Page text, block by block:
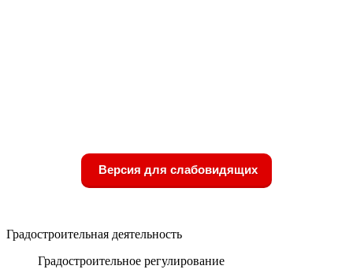
Версия для слабовидящих
Градостроительная деятельность
Градостроительное регулирование